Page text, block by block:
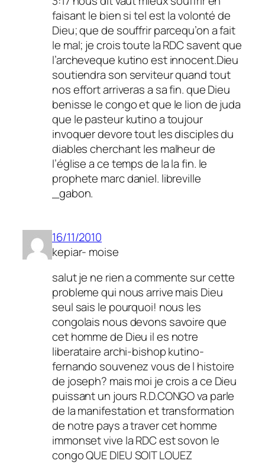
faisant le bien si tel est la volonté de
Dieu; que de souffrir parcequ’on a fait
le mal; je crois toute la RDC savent que
l’archeveque kutino est innocent.Dieu
soutiendra son serviteur quand tout
nos effort arriveras a sa fin. que Dieu
benisse le congo et que le lion de juda
que le pasteur kutino a toujour
invoquer devore tout les disciples du
diables cherchant les malheur de
l’église a ce temps de la la fin. le
prophete marc daniel. libreville
_gabon.
16/11/2010
kepiar- moise
salut je ne rien a commente sur cette
probleme qui nous arrive mais Dieu
seul sais le pourquoi! nous les
congolais nous devons savoire que
cet homme de Dieu il es notre
liberataire archi-bishop kutino-
fernando souvenez vous de l histoire
de joseph? mais moi je crois a ce Dieu
puissant un jours R.D.CONGO va parle
de la manifestation et transformation
de notre pays a traver cet homme
immonset vive la RDC est sovon le
congo QUE DIEU SOIT LOUEZ